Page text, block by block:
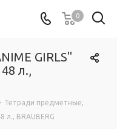
0
GIRLS"
л.,
- Тетради предметные,
л., BRAUBERG